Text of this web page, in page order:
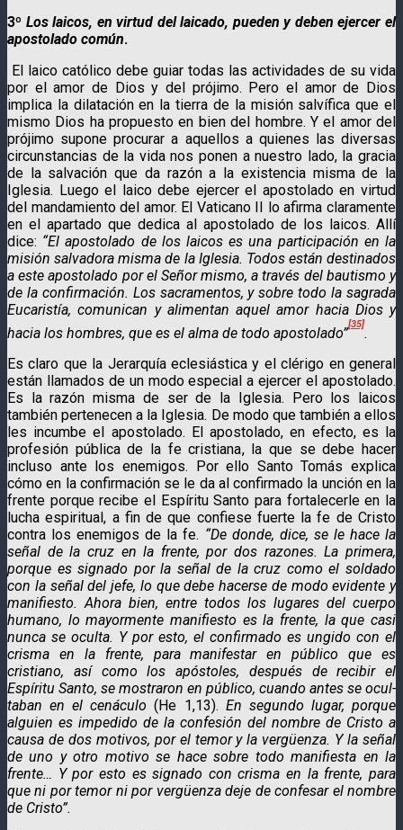
3º Los laicos, en virtud del laicado, pueden y deben ejercer el
apostolado común.
El laico católico debe guiar todas las actividades de su vida
por el amor de Dios y del prójimo. Pero el amor de Dios
implica la dilatación en la tierra de la misión salvífica que el
mismo Dios ha propuesto en bien del hombre. Y el amor del
prójimo supone procurar a aquellos a quienes las diversas
circunstancias de la vida nos ponen a nuestro lado, la gracia
de la salvación que da razón a la exis­tencia misma de la
Iglesia. Luego el laico debe ejercer el apostolado en virtud
del mandamiento del amor. El Vaticano II lo afirma claramente
en el apartado que dedica al apostolado de los laicos. Allí
dice: “El apostolado de los laicos es una participación en la
misión salvadora misma de la Iglesia. Todos están destinados
a este apostolado por el Señor mismo, a través del bautismo y
de la confirmación. Los sacramentos, y sobre todo la sagrada
Eucaristía, comunican y alimentan aquel amor hacia Dios y
hacia los hombres, que es el alma de todo apostolado”
[35]
.
Es claro que la Jerarquía eclesiástica y el clérigo en general
están llamados de un modo especial a ejercer el apos­tolado.
Es la razón misma de ser de la Iglesia. Pero los laicos
también pertenecen a la Iglesia. De modo que también a ellos
les incumbe el apostolado. El apostolado, en efecto, es la
profesión pública de la fe cristiana, la que se debe hacer
incluso ante los enemigos. Por ello Santo Tomás explica
cómo en la confirmación se le da al confirmado la unción en la
frente porque recibe el Espíritu Santo para fortalecerle en la
lucha espiritual, a fin de que confiese fuerte la fe de Cristo
contra los enemigos de la fe. “De donde, dice, se le hace la
señal de la cruz en la frente, por dos razones. La primera,
porque es signado por la señal de la cruz como el soldado
con la señal del jefe, lo que debe hacerse de modo evidente y
manifiesto. Ahora bien, entre todos los lugares del cuerpo
humano, lo mayormente manifiesto es la frente, la que casi
nunca se oculta. Y por esto, el confirmado es ungido con el
crisma en la frente, para manifestar en público que es
cristiano, así como los apóstoles, después de recibir el
Espíritu Santo, se mostraron en público, cuando antes se ocul­
taban en el cenáculo(He 1,13). En segundo lugar, porque
alguien es impedido de la confesión del nombre de Cristo a
causa de dos motivos, por el temor y la vergüenza. Y la señal
de uno y otro motivo se hace sobre todo manifiesta en la
frente… Y por esto es signado con crisma en la frente, para
que ni por temor ni por vergüenza deje de confesar el nombre
de Cristo”.